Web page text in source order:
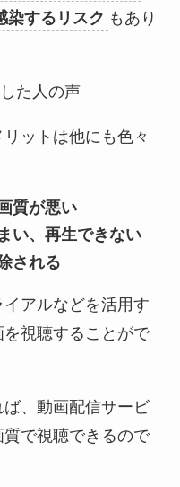
染するリスク もあり
た人の声
ットは他にも色々
質が悪い
い、再生できない
される
アルなどを活用す
視聴することがで
、動画配信サービ
で視聴できるので